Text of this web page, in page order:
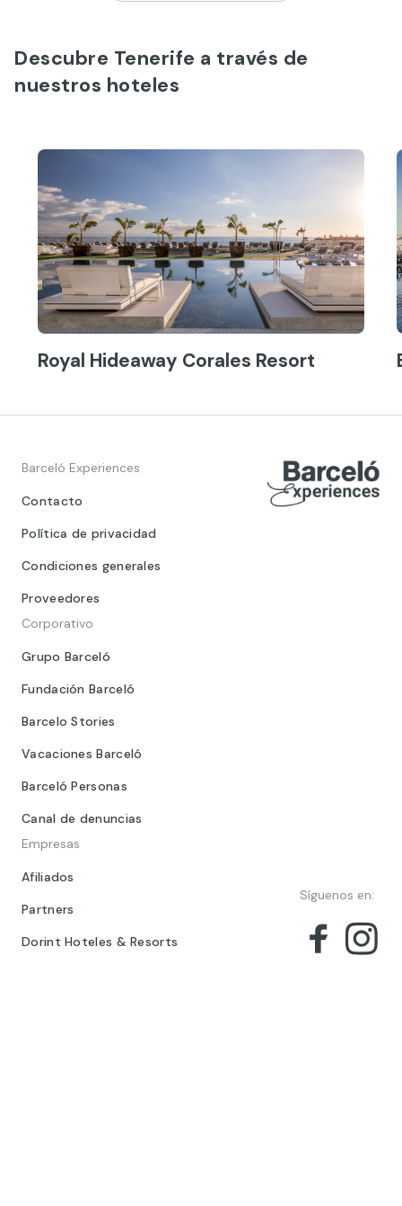
Descubre Tenerife a través de
nuestros hoteles
Royal Hideaway Corales Resort
Barceló Experiences
Contacto
Política de privacidad
Condiciones generales
Proveedores
Corporativo
Grupo Barceló
Fundación Barceló
Barcelo Stories
Vacaciones Barceló
Barceló Personas
Canal de denuncias
Empresas
Afiliados
Partners
Dorint Hoteles & Resorts
Síguenos en: